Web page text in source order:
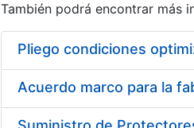
Mostrar/Ocultar
También podrá encontrar más
Pliego condiciones
Acuerdo marco para la